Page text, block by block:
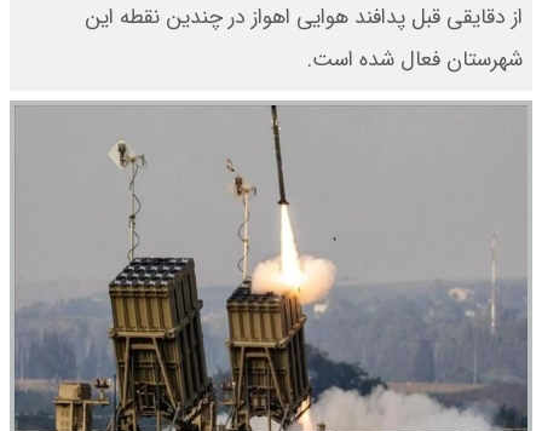
از دقایقی قبل پدافند هوایی اهواز در چندین نقطه این
شهرستان فعال شده است.